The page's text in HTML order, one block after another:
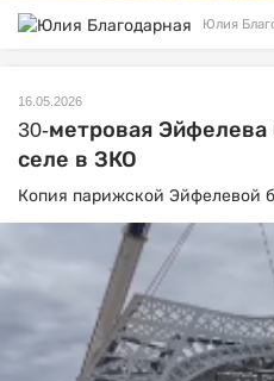
Юлия
16.05.2026
30-метровая Эйфелева
селе в ЗКО
Копия парижской Эйфелевой